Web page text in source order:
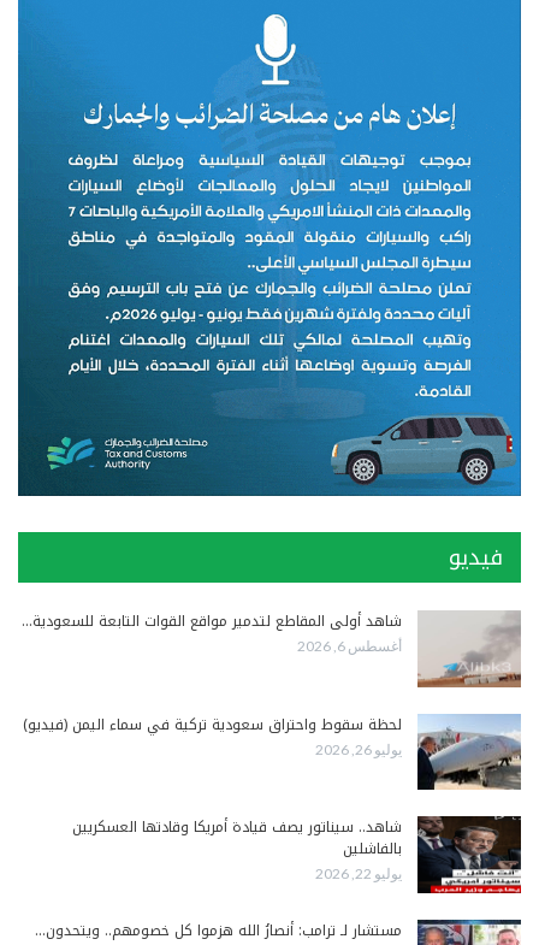
فيديو
شاهد أولى المقاطع لتدمير مواقع القوات التابعة للسعودية…
أغسطس 6, 2026
لحظة سقوط واحتراق سعودية تركية في سماء اليمن (فيديو)
يوليو 26, 2026
شاهد.. سيناتور يصف قيادة أمريكا وقادتها العسكريين
بالفاشلين
يوليو 22, 2026
مستشار لـ ترامب: أنصارُ الله هزموا كل خصومهم.. ويتحدون…